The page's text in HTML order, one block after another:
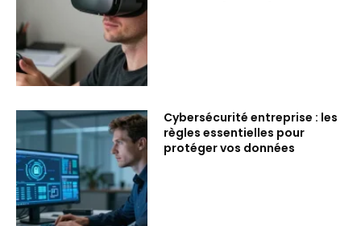
Cybersécurité entreprise : les
règles essentielles pour
protéger vos données